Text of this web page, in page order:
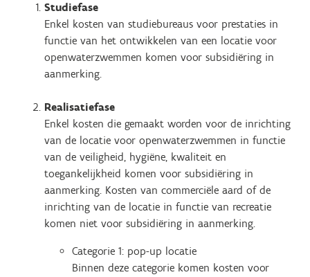
Studiefase
Enkel kosten van studiebureaus voor prestaties in
functie van het ontwikkelen van een locatie voor
openwaterzwemmen komen voor subsidiëring in
aanmerking.
Realisatiefase
Enkel kosten die gemaakt worden voor de inrichting
van de locatie voor openwaterzwemmen in functie
van de veiligheid, hygiëne, kwaliteit en
toegankelijkheid komen voor subsidiëring in
aanmerking. Kosten van commerciële aard of de
inrichting van de locatie in functie van recreatie
komen niet voor subsidiëring in aanmerking.
Categorie 1: pop-up locatie
Binnen deze categorie komen kosten voor